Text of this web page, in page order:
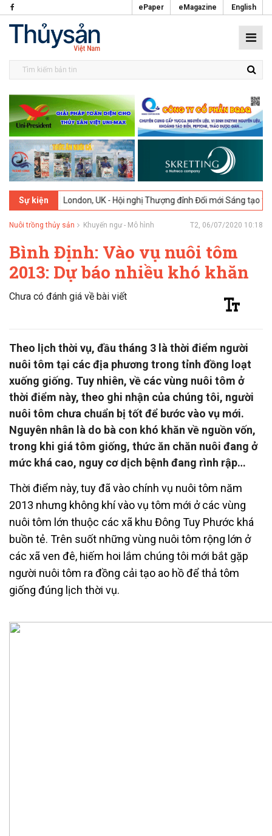
ePaper eMagazine English
Sự kiện
London, UK - Hội nghị Thượng đỉnh Đổi mới Sáng tạo trong
Nuôi trồng thủy sản Khuyến ngư - Mô hình T2, 06/07/2020 10:18
Bình Định: Vào vụ nuôi tôm
2013: Dự báo nhiều khó khăn
Chưa có đánh giá về bài viết
Theo lịch thời vụ, đầu tháng 3 là thời điểm người
nuôi tôm tại các địa phương trong tỉnh đồng loạt
xuống giống. Tuy nhiên, về các vùng nuôi tôm ở
thời điểm này, theo ghi nhận của chúng tôi, người
nuôi tôm chưa chuẩn bị tốt để bước vào vụ mới.
Nguyên nhân là do bà con khó khăn về nguồn vốn,
trong khi giá tôm giống, thức ăn chăn nuôi đang ở
mức khá cao, nguy cơ dịch bệnh đang rình rập…
Thời điểm này, tuy đã vào chính vụ nuôi tôm năm
2013 nhưng không khí vào vụ tôm mới ở các vùng
nuôi tôm lớn thuộc các xã khu Đông Tuy Phước khá
buồn tẻ. Trên suốt những vùng nuôi tôm rộng lớn ở
các xã ven đê, hiếm hoi lắm chúng tôi mới bắt gặp
người nuôi tôm ra đồng cải tạo ao hồ để thả tôm
giống đúng lịch thời vụ.